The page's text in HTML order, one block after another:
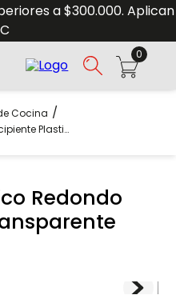
a $300.000. Aplican
0
Cocina
Recipiente Plastico Redondo Classic 750ml Transparente
Redondo